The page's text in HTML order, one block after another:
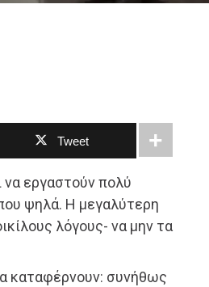
Tweet
να εργαστούν πολύ
ψηλά. Η μεγαλύτερη
λόγους- να μην τα
καταφέρνουν: συνήθως